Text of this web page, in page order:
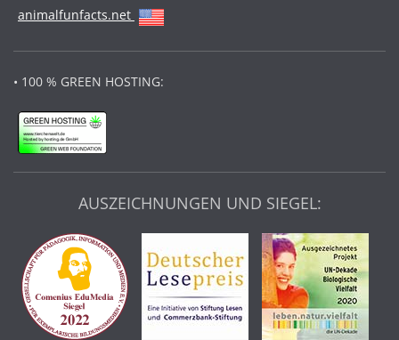
animalfunfacts.net
• 100 % GREEN HOSTING:
AUSZEICHNUNGEN UND SIEGEL: